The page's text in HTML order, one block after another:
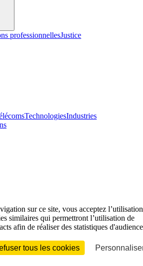
professionnellesJustice
TechnologiesIndustries
/
Disparitions VerbatimAu fil des (e)X
sur ce site, vous acceptez l’utilisation
similaires qui permettront l’utilisation de
afin de réaliser des statistiques d'audience
tous les cookies